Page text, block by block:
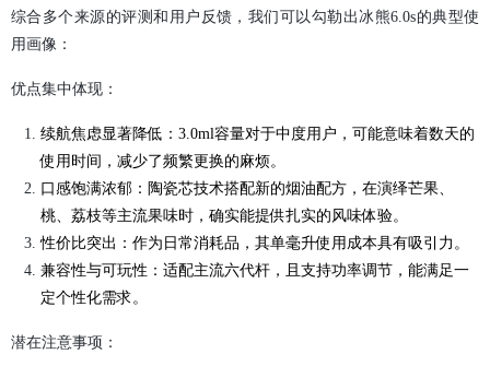
综合多个来源的评测和用户反馈，我们可以勾勒出冰熊6.0s的典型使
用画像：
优点集中体现：
续航焦虑显著降低：3.0ml容量对于中度用户，可能意味着数天的
使用时间，减少了频繁更换的麻烦。
口感饱满浓郁：陶瓷芯技术搭配新的烟油配方，在演绎芒果、
桃、荔枝等主流果味时，确实能提供扎实的风味体验。
性价比突出：作为日常消耗品，其单毫升使用成本具有吸引力。
兼容性与可玩性：适配主流六代杆，且支持功率调节，能满足一
定个性化需求。
潜在注意事项：